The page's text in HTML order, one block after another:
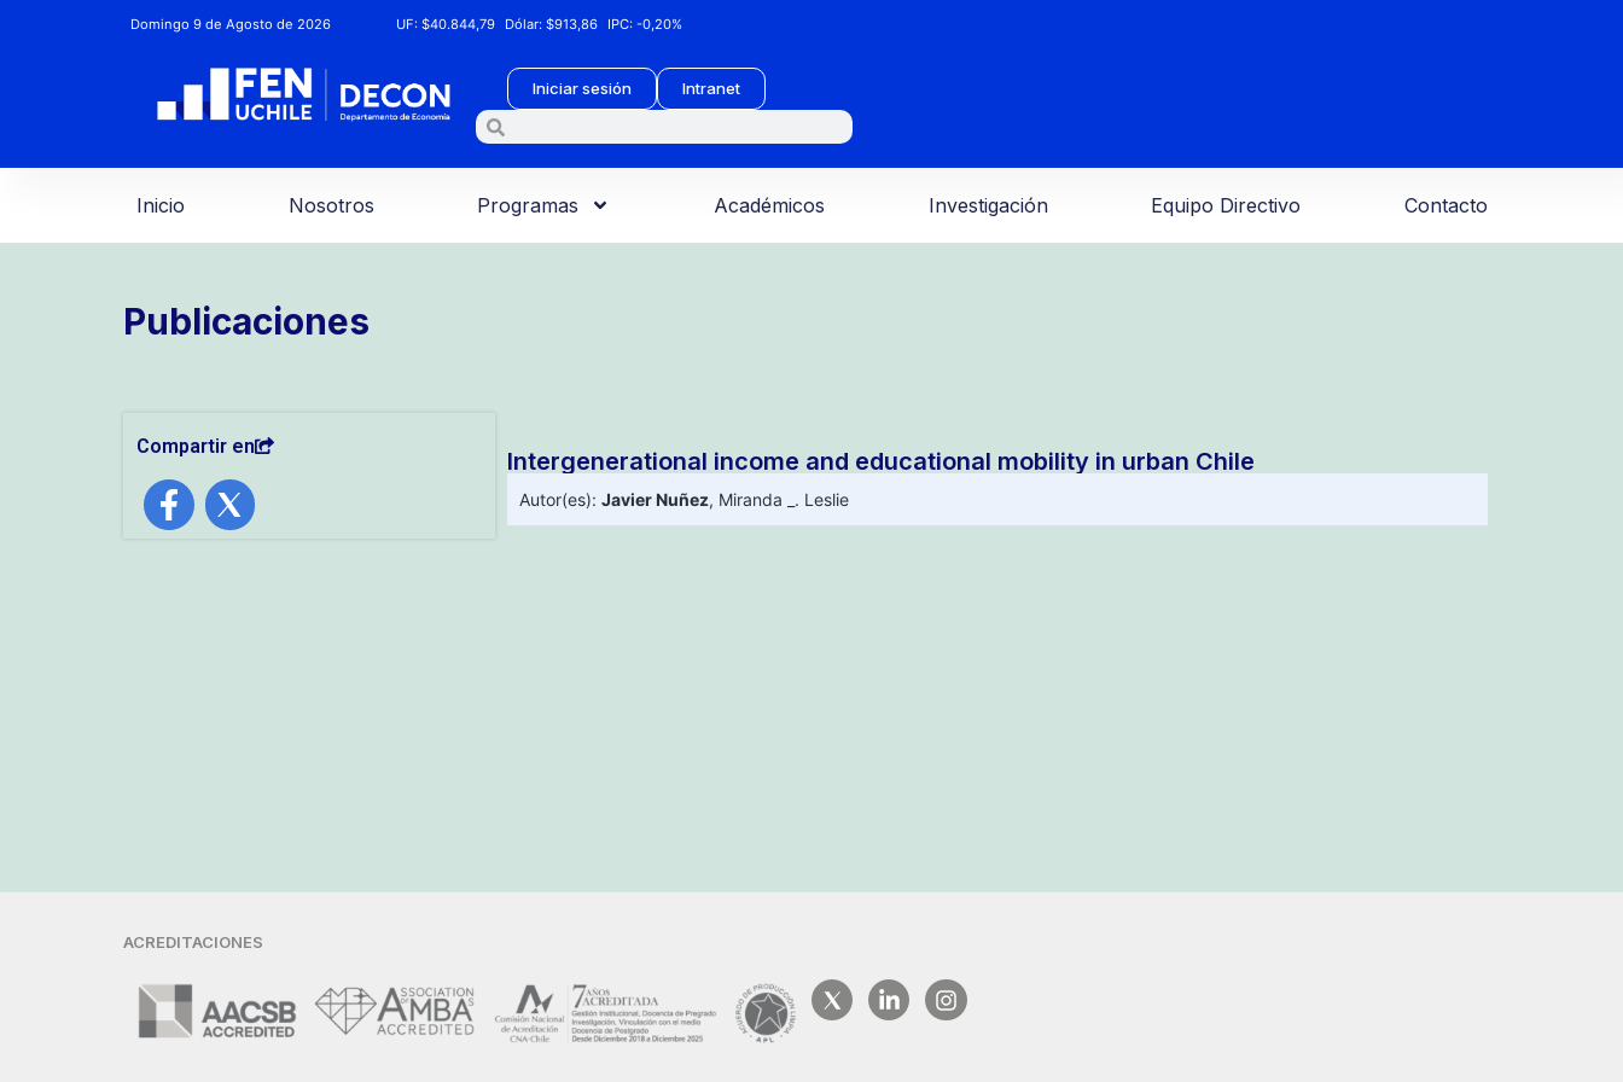
Domingo 9 de Agosto de 2026 UF:$40.844,79 Dólar:$913,86 IPC:-0,20%
Iniciar sesión Intranet
Inicio Nosotros Programas Académicos Investigación Equipo Directivo Contacto
Publicaciones
Compartir en
Intergenerational income and educational mobility in urban Chile
Autor(es): Javier Nuñez, Miranda _. Leslie
ACREDITACIONES